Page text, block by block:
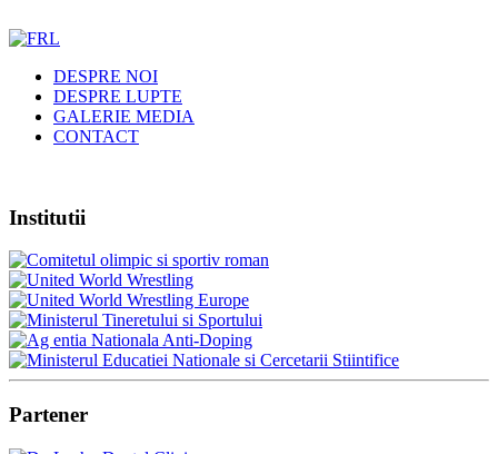
DESPRE NOI
DESPRE LUPTE
GALERIE MEDIA
CONTACT
Institutii
Partener